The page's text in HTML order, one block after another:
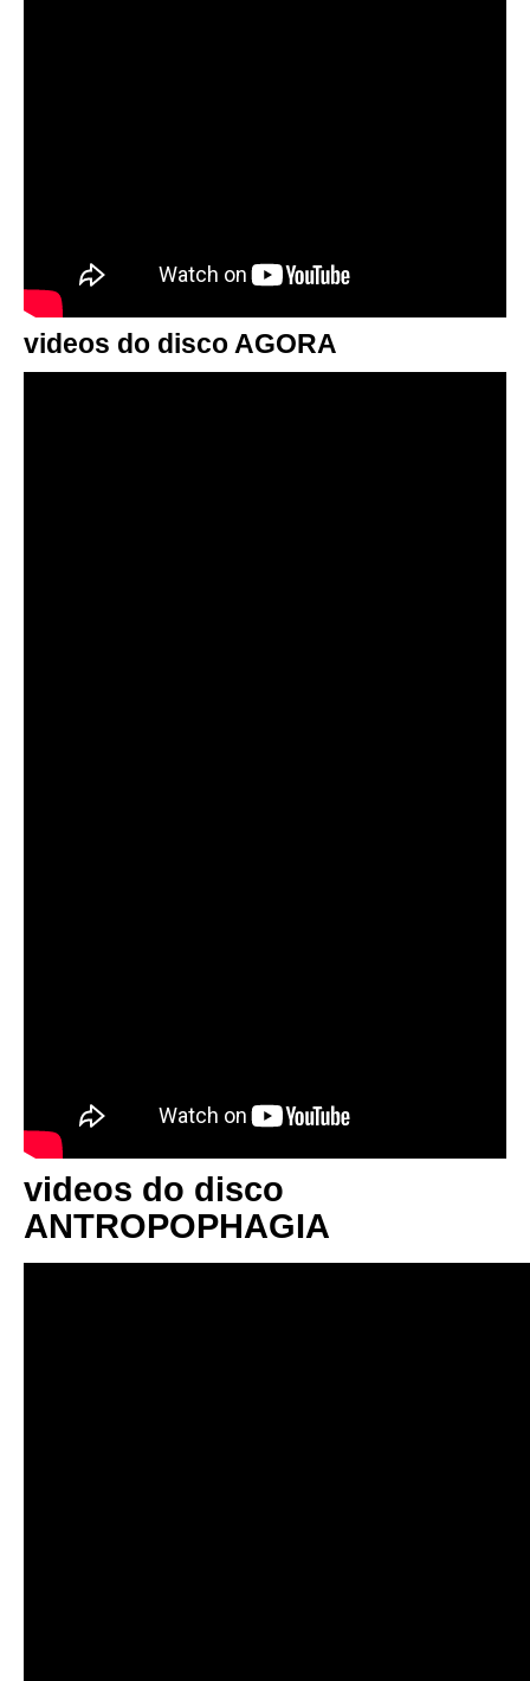
videos do disco AGORA
videos do disco
ANTROPOPHAGIA